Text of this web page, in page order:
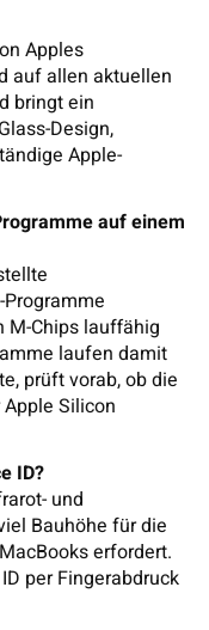
Apples
auf allen aktuellen
bringt ein
Design,
Apple-
auf einem
M-Chips lauffähig
laufen damit
prüft vorab, ob die
Silicon
ID?
und
Bauhöhe für die
erfordert.
per Fingerabdruck